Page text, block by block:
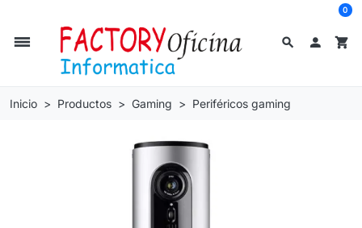
search
dehaze  shopping_cart
0
Inicio Productos Gaming Periféricos gaming